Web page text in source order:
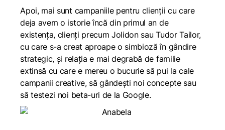
Apoi, mai sunt campaniile pentru clienții cu care
deja avem o istorie încă din primul an de
existența, clienți precum Jolidon sau Tudor Tailor,
cu care s-a creat aproape o simbioză în gândire
strategic, și relația e mai degrabă de familie
extinsă cu care e mereu o bucurie să pui la cale
campanii creative, să gândești noi concepte sau
să testezi noi beta-uri de la Google.